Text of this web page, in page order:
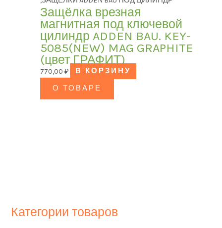
Категории товаров
Защёлка врезная
магнитная под ключевой
цилиндр ADDEN BAU. KEY-
5085(NEW) MAG GRAPHITE
(цвет ГРАФИТ)
770,00 ₽
В КОРЗИНУ
О ТОВАРЕ